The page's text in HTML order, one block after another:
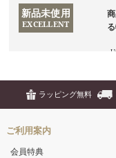
ラッピング無料
ご利用案内
会員特典